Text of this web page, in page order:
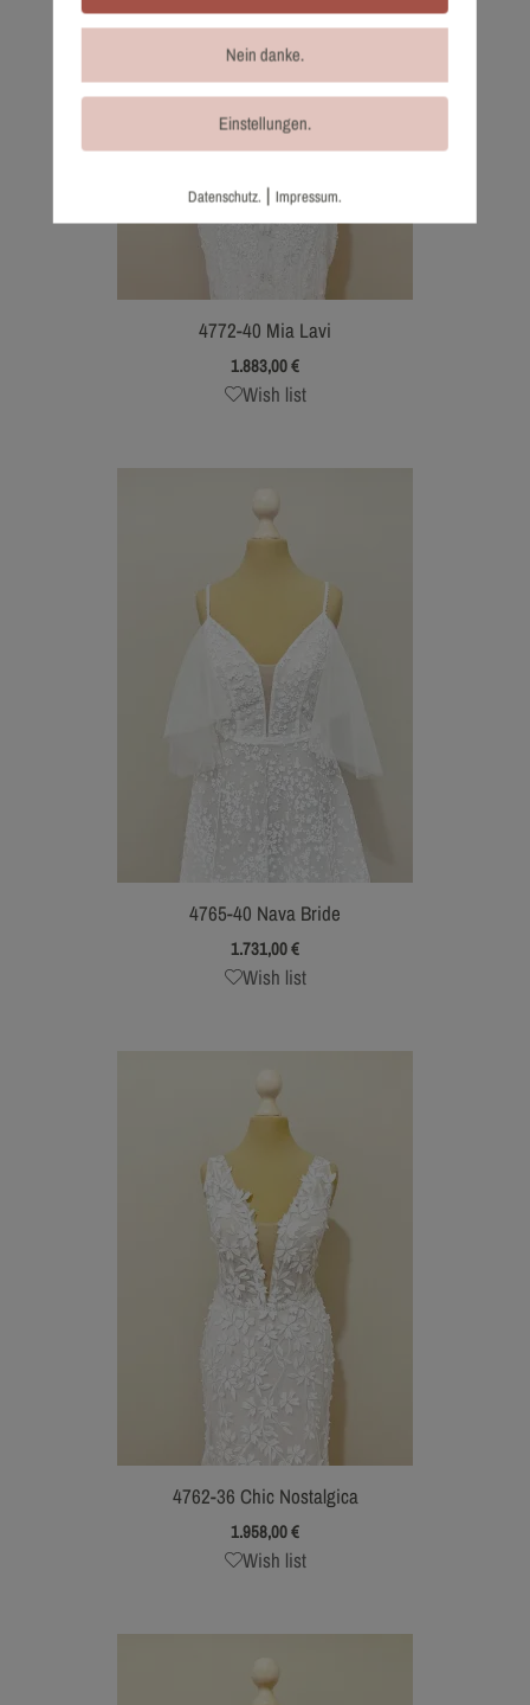
4772-40 Mia Lavi
1.883,00€
Wish list
4765-40 Nava Bride
1.731,00€
Wish list
4762-36 Chic Nostalgica
1.958,00€
Wish list
Nein danke.
Einstellungen.
Datenschutz. | Impressum.